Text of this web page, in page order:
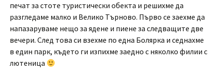
печат за стоте туристически обекта и решихме да
разгледаме малко и Велико Търново. Първо се заехме да
напазаруваме нещо за ядене и пиене за следващите две
вечери. След това си взехме по една Болярка и седнахме
в един парк, където ги изпихме заедно с няколко филии с
лютеница